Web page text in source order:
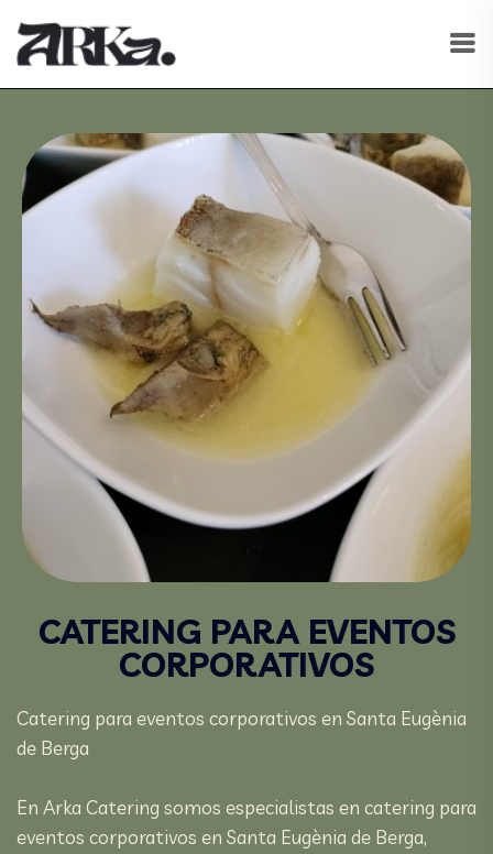
CATERING PARA EVENTOS
CORPORATIVOS
Catering para eventos corporativos en Santa Eugènia
de Berga
En Arka Catering somos especialistas en catering para
eventos corporativos en Santa Eugènia de Berga,